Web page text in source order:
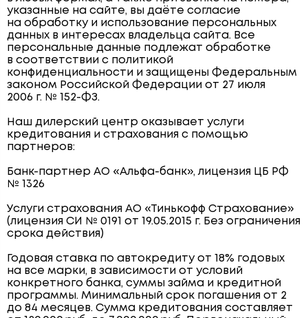
указанные на сайте, вы даёте согласие
на обработку и использование персональных
данных в интересах владельца сайта. Все
персональные данные подлежат обработке
в соответствии с политикой
конфиденциальности и защищены Федеральным
законом Российской Федерации от 27 июля
2006 г. № 152-ФЗ.
Наш дилерский центр оказывает услуги
кредитования и страхования с помощью
партнеров:
Банк-партнер АО «Альфа-банк», лицензия ЦБ РФ
№ 1326
Услуги страхования АО «Тинькофф Страхование»
(лицензия СИ № 0191 от 19.05.2015 г. Без ограничения
срока действия)
Годовая ставка по автокредиту от 18% годовых
на все марки, в зависимости от условий
конкретного банка, суммы займа и кредитной
программы. Минимальный срок погашения от 2
до 84 месяцев. Сумма кредитования составляет